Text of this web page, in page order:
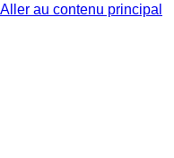
Aller au contenu principal